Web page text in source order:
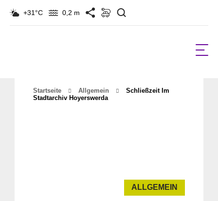
+31°C 0,2 m
Startseite Allgemein
Schließzeit Im
Stadtarchiv Hoyerswerda
ALLGEMEIN